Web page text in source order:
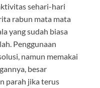
sehari-hari
rabun mata mata
yang sudah biasa
Penggunaan
namun memakai
besar
parah jika terus